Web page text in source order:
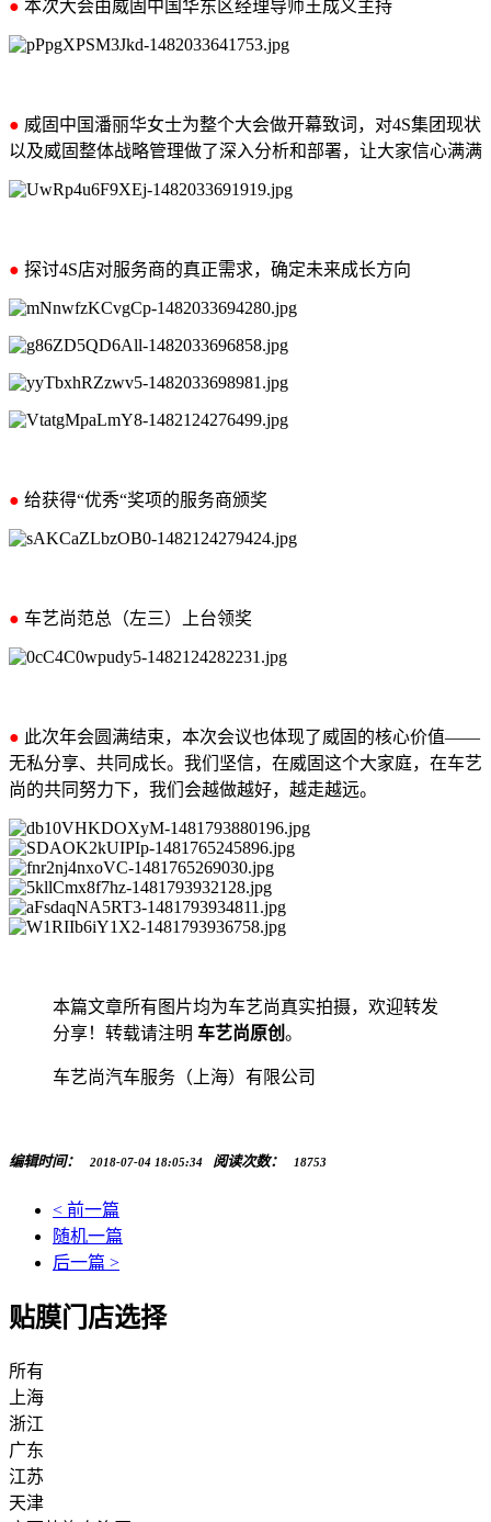
● 本次大会由威固中国华东区经理导师王成义主持
● 威固中国潘丽华女士为整个大会做开幕致词，对4S集团现状
以及威固整体战略管理做了深入分析和部署，让大家信心满满
● 探讨4S店对服务商的真正需求，确定未来成长方向
● 给获得“优秀“奖项的服务商颁奖
● 车艺尚范总（左三）上台领奖
● 此次年会圆满结束，本次会议也体现了威固的核心价值——
无私分享、共同成长。我们坚信，在威固这个大家庭，在车艺
尚的共同努力下，我们会越做越好，越走越远。
本篇文章所有图片均为车艺尚真实拍摄，欢迎转发
分享！转载请注明 车艺尚原创 。
车艺尚汽车服务（上海）有限公司
编辑时间： 2018-07-04 18:05:34 阅读次数： 18753
< 前一篇
随机一篇
后一篇 >
贴膜门店选择
所有
上海
浙江
广东
江苏
天津